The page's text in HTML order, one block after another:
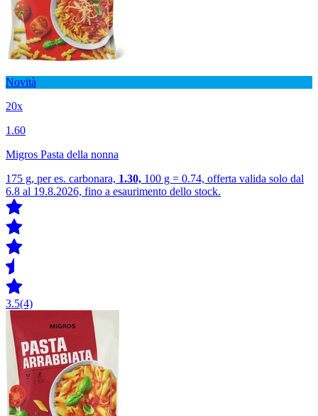
Novità
20x
1.60
Migros Pasta della nonna
175 g, per es. carbonara, 1.30, 100 g = 0.74, offerta valida solo dal
6.8 al 19.8.2026, fino a esaurimento dello stock.
3.5(4)